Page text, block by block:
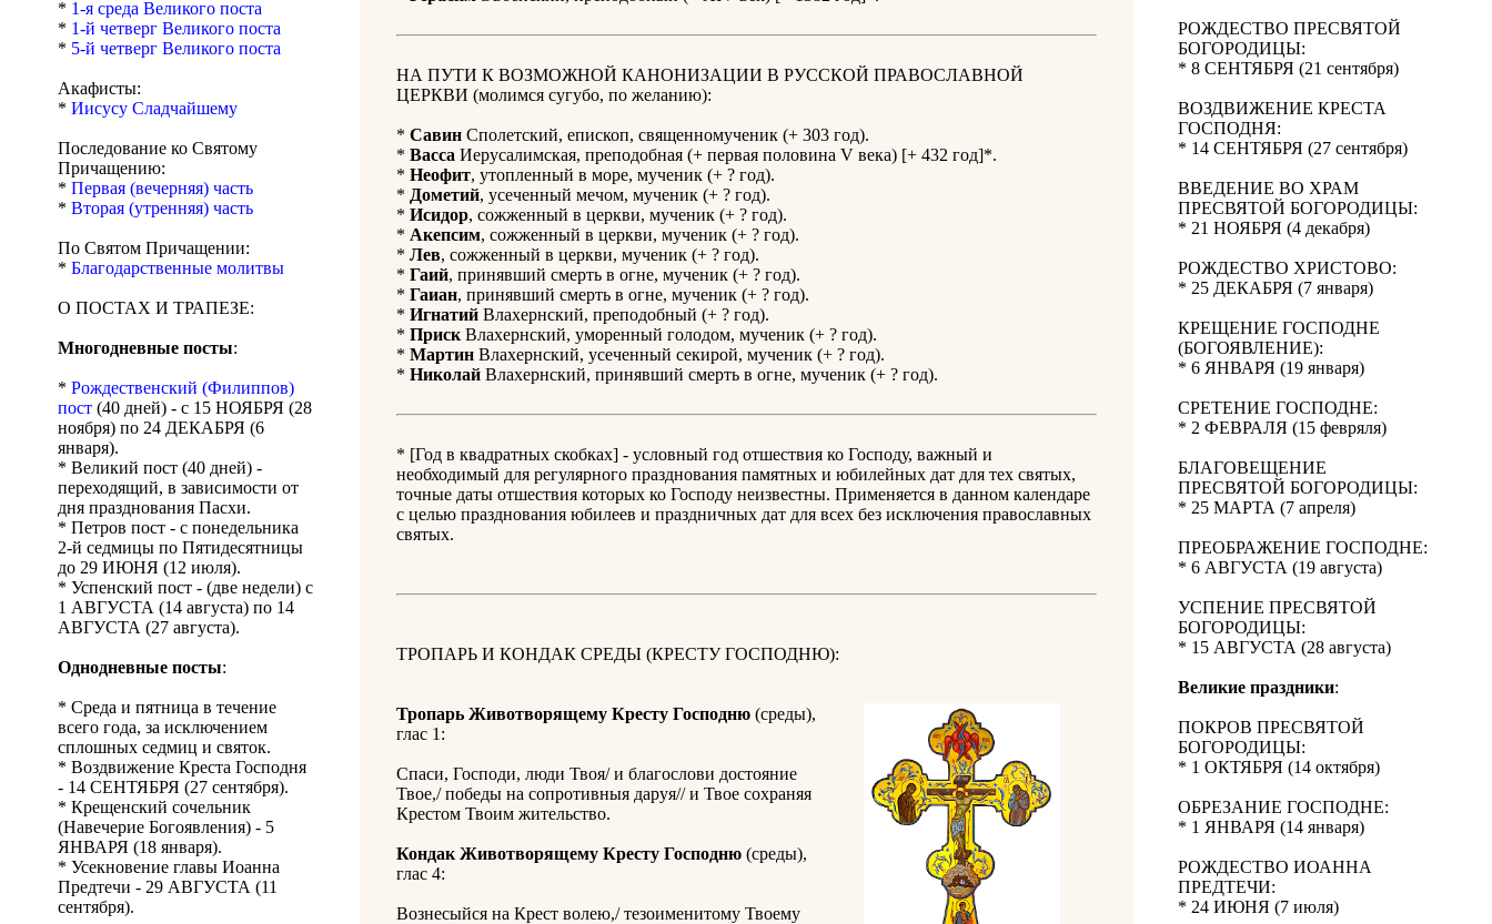
* 1-я среда Великого поста
* 1-й четверг Великого поста
* 5-й четверг Великого поста
Акафисты:
* Иисусу Сладчайшему
Последование ко Святому
Причащению:
* Первая (вечерняя) часть
* Вторая (утренняя) часть
По Святом Причащении:
* Благодарственные молитвы
О ПОСТАХ И ТРАПЕЗЕ:
Многодневные посты:
* Рождественский (Филиппов)
пост (40 дней) - с 15 НОЯБРЯ (28
ноября) по 24 ДЕКАБРЯ (6
января).
* Великий пост (40 дней) -
переходящий, в зависимости от
дня празднования Пасхи.
* Петров пост - с понедельника
2-й седмицы по Пятидесятницы
до 29 ИЮНЯ (12 июля).
* Успенский пост - (две недели) с
1 АВГУСТА (14 августа) по 14
АВГУСТА (27 августа).
Однодневные посты:
* Среда и пятница в течение
всего года, за исключением
сплошных седмиц и святок.
* Воздвижение Креста Господня
- 14 СЕНТЯБРЯ (27 сентября).
* Крещенский сочельник
(Навечерие Богоявления) - 5
ЯНВАРЯ (18 января).
* Усекновение главы Иоанна
Предтечи - 29 АВГУСТА (11
сентября).
НА ПУТИ К ВОЗМОЖНОЙ КАНОНИЗАЦИИ В РУССКОЙ ПРАВОСЛАВНОЙ
ЦЕРКВИ (молимся сугубо, по желанию):
* Савин Сполетский, епископ, священномученик (+ 303 год).
* Васса Иерусалимская, преподобная (+ первая половина V века) [+ 432 год]*.
* Неофит, утопленный в море, мученик (+ ? год).
* Дометий, усеченный мечом, мученик (+ ? год).
* Исидор, сожженный в церкви, мученик (+ ? год).
* Акепсим, сожженный в церкви, мученик (+ ? год).
* Лев, сожженный в церкви, мученик (+ ? год).
* Гаий, принявший смерть в огне, мученик (+ ? год).
* Гаиан, принявший смерть в огне, мученик (+ ? год).
* Игнатий Влахернский, преподобный (+ ? год).
* ПрискВлахернский, уморенный голодом, мученик (+ ? год).
* Мартин Влахернский, усеченный секирой, мученик (+ ? год).
* Николай Влахернский, принявший смерть в огне, мученик (+ ? год).
* [Год в квадратных скобках] - условный год отшествия ко Господу, важный и
необходимый для регулярного празднования памятных и юбилейных дат для тех святых,
точные даты отшествия которых ко Господу неизвестны. Применяется в данном календаре
с целью празднования юбилеев и праздничных дат для всех без исключения православных
святых.
ТРОПАРЬ И КОНДАК СРЕДЫ (КРЕСТУ ГОСПОДНЮ):
Тропарь Животворящему Кресту Господню (среды),
глас 1:
Спаси, Господи, люди Твоя/ и благослови достояние
Твое,/ победы на сопротивныя даруя// и Твое сохраняя
Крестом Твоим жительство.
Кондак Животворящему Кресту Господню (среды),
глас 4:
Вознесыйся на Крест волею,/ тезоименитому Твоему
РОЖДЕСТВО ПРЕСВЯТОЙ
БОГОРОДИЦЫ:
* 8 СЕНТЯБРЯ (21 сентября)
ВОЗДВИЖЕНИЕ КРЕСТА
ГОСПОДНЯ:
* 14 СЕНТЯБРЯ (27 сентября)
ВВЕДЕНИЕ ВО ХРАМ
ПРЕСВЯТОЙ БОГОРОДИЦЫ:
* 21 НОЯБРЯ (4 декабря)
РОЖДЕСТВО ХРИСТОВО:
* 25 ДЕКАБРЯ (7 января)
КРЕЩЕНИЕ ГОСПОДНЕ
(БОГОЯВЛЕНИЕ):
* 6 ЯНВАРЯ (19 января)
СРЕТЕНИЕ ГОСПОДНЕ:
* 2 ФЕВРАЛЯ (15 февряля)
БЛАГОВЕЩЕНИЕ
ПРЕСВЯТОЙ БОГОРОДИЦЫ:
* 25 МАРТА (7 апреля)
ПРЕОБРАЖЕНИЕ ГОСПОДНЕ:
* 6 АВГУСТА (19 августа)
УСПЕНИЕ ПРЕСВЯТОЙ
БОГОРОДИЦЫ:
* 15 АВГУСТА (28 августа)
Великие праздники:
ПОКРОВ ПРЕСВЯТОЙ
БОГОРОДИЦЫ:
* 1 ОКТЯБРЯ (14 октября)
ОБРЕЗАНИЕ ГОСПОДНЕ:
* 1 ЯНВАРЯ (14 января)
РОЖДЕСТВО ИОАННА
ПРЕДТЕЧИ:
* 24 ИЮНЯ (7 июля)